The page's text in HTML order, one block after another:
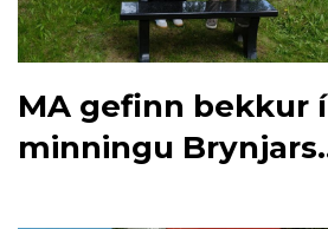
MA gefinn bekkur í
minningu Brynjars